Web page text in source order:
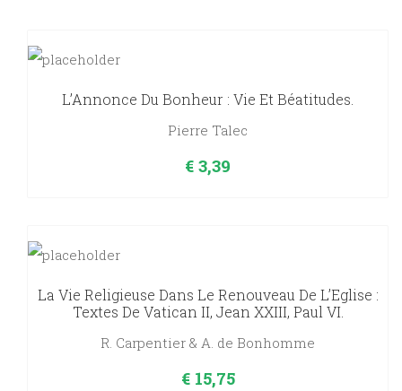
L’Annonce Du Bonheur : Vie Et Béatitudes.
Pierre Talec
€ 3,39
La Vie Religieuse Dans Le Renouveau De L’Eglise :
Textes De Vatican II, Jean XXIII, Paul VI.
R. Carpentier & A. de Bonhomme
€15,75